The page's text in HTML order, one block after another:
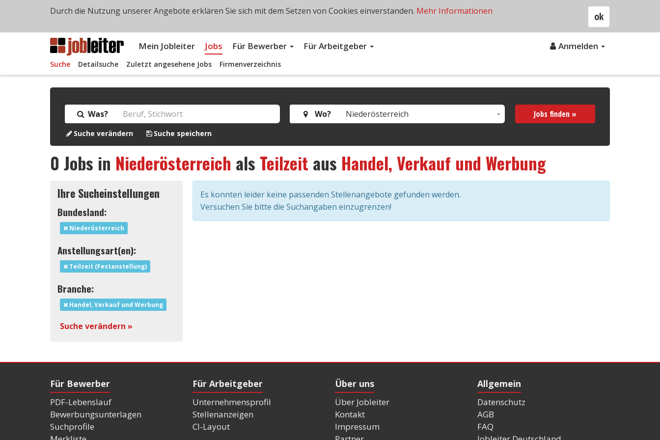
Mein Jobleiter Jobs Für Bewerber Für Arbeitgeber Anmelden
Suche Detailsuche Zuletzt angesehene Jobs Firmenverzeichnis
Was? Wo? Jobs finden »
Suche verändern Suche speichern
0 Jobs in Niederösterreich als Teilzeit aus Handel, Verkauf und Werbung
Ihre Sucheinstellungen
Bundesland:
Niederösterreich
Anstellungsart(en):
Teilzeit (Festanstellung)
Branche:
Handel, Verkauf und Werbung
Suche verändern »
Es konnten leider keine passenden Stellenangebote gefunden werden.
Versuchen Sie bitte die Suchangaben einzugrenzen!
Für Bewerber
PDF-Lebenslauf
Bewerbungsunterlagen
Suchprofile
Für Arbeitgeber
Unternehmensprofil
Stellenanzeigen
CI-Layout
Über uns
Über Jobleiter
Kontakt
Impressum
Allgemein
Datenschutz
AGB
FAQ
ok
Durch die Nutzung unserer Angebote erklären Sie sich mit dem Setzen von Cookies einverstanden. Mehr Informationen